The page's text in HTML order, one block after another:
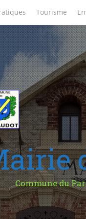
Tourisme
Commune du